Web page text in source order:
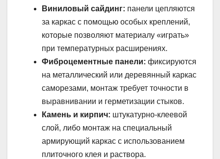
Виниловый сайдинг: панели цепляются
за каркас с помощью особых креплений,
которые позволяют материалу «играть»
при температурных расширениях.
Фиброцементные панели: фиксируются
на металлический или деревянный каркас
саморезами, монтаж требует точности в
выравнивании и герметизации стыков.
Камень и кирпич: штукатурно-клеевой
слой, либо монтаж на специальный
армирующий каркас с использованием
плиточного клея и раствора.